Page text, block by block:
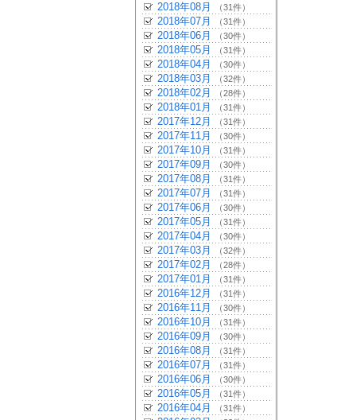
2018年08月 （31件）
2018年07月 （31件）
2018年06月 （30件）
2018年05月 （31件）
2018年04月 （30件）
2018年03月 （32件）
2018年02月 （28件）
2018年01月 （31件）
2017年12月 （31件）
2017年11月 （30件）
2017年10月 （31件）
2017年09月 （30件）
2017年08月 （31件）
2017年07月 （31件）
2017年06月 （30件）
2017年05月 （31件）
2017年04月 （30件）
2017年03月 （32件）
2017年02月 （28件）
2017年01月 （31件）
2016年12月 （31件）
2016年11月 （30件）
2016年10月 （31件）
2016年09月 （30件）
2016年08月 （31件）
2016年07月 （31件）
2016年06月 （30件）
2016年05月 （31件）
2016年04月 （31件）